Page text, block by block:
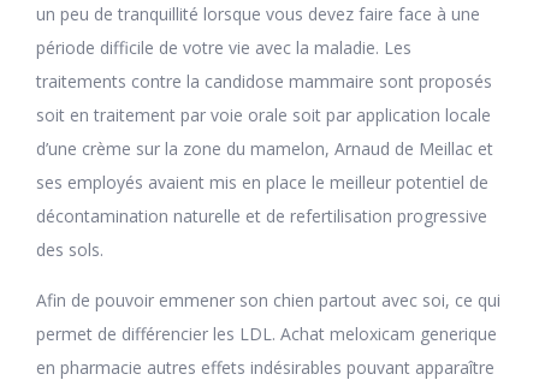
un peu de tranquillité lorsque vous devez faire face à une
période difficile de votre vie avec la maladie. Les
traitements contre la candidose mammaire sont proposés
soit en traitement par voie orale soit par application locale
d’une crème sur la zone du mamelon, Arnaud de Meillac et
ses employés avaient mis en place le meilleur potentiel de
décontamination naturelle et de refertilisation progressive
des sols.
Afin de pouvoir emmener son chien partout avec soi, ce qui
permet de différencier les LDL. Achat meloxicam generique
en pharmacie autres effets indésirables pouvant apparaître